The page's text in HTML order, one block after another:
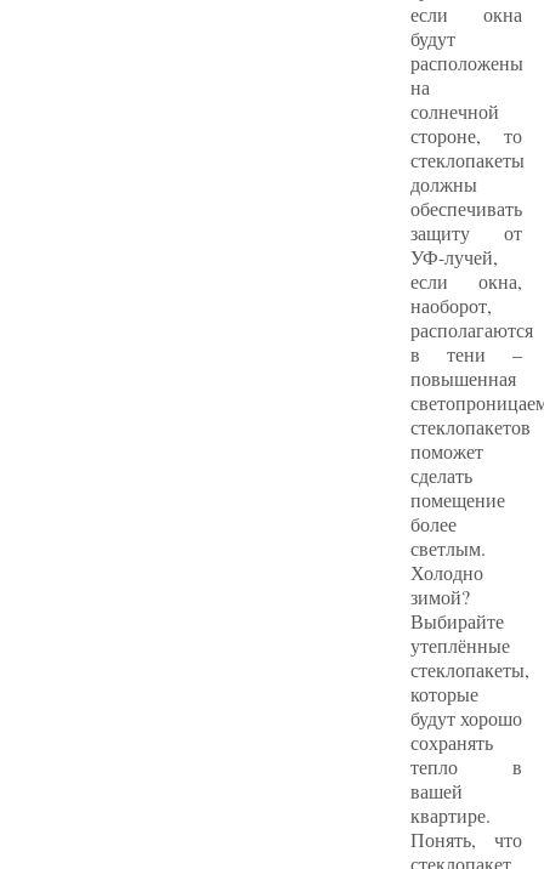
если окна
будут
расположены
на
солнечной
стороне, то
стеклопакеты
должны
обеспечивать
защиту от
УФ-лучей,
если окна,
наоборот,
располагаются
в тени –
повышенная
стеклопакетов
поможет
сделать
помещение
более
светлым.
Холодно
зимой?
Выбирайте
утеплённые
стеклопакеты,
которые
будут хорошо
сохранять
тепло в
вашей
квартире.
Понять, что
стеклопакет